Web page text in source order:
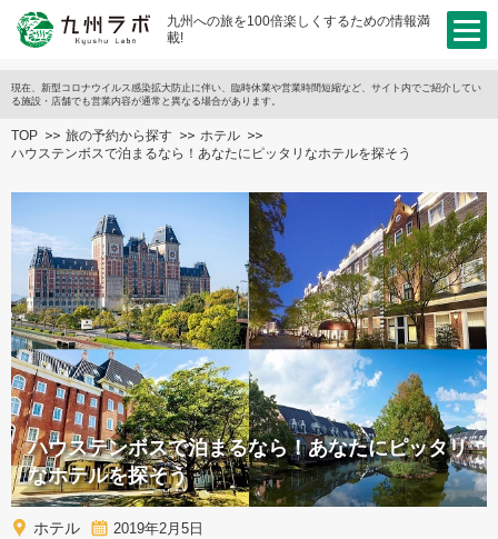
九州への旅を100倍楽しくするための情報満
載!
現在、新型コロナウイルス感染拡大防止に伴い、臨時休業や営業時間短縮など、サイト内でご紹介してい
る施設・店舗でも営業内容が通常と異なる場合があります。
TOP 旅の予約から探す
ホテル
ハウステンボスで泊まるなら！あなたにピッタリなホテルを探そう
ハウステンボスで泊まるなら！あなたにピッタリ
なホテルを探そう
ホテル 2019年2月5日